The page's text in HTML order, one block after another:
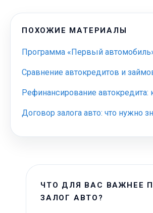
ПОХОЖИЕ МАТЕРИАЛЫ
Программа «Первый
Сравнение автокредитов и
Рефинансирование автокредита:
Договор залога авто: что нужно
ЧТО ДЛЯ ВАС ВАЖНЕЕ
ЗАЛОГ АВТО?